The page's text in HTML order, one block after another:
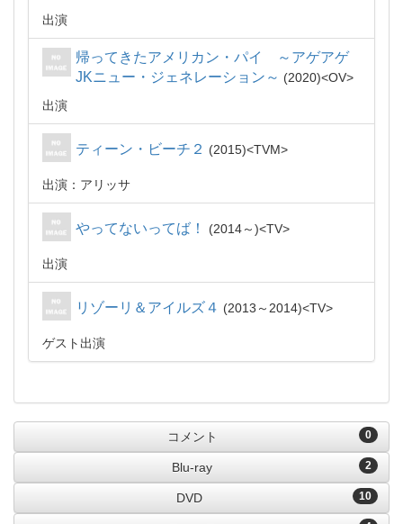
出演
帰ってきたアメリカン・パイ ～アゲアゲ
JKニュー・ジェネレーション～
2020
OV
出演
ティーン・ビーチ２ 2015 TVM
出演：アリッサ
やってないってば！ 2014～ TV
出演
リゾーリ＆アイルズ４ 2013～2014 TV
ゲスト出演
0
コメント
2
Blu-ray
10
DVD